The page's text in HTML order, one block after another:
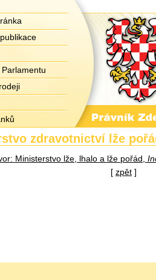
zdravotnictví lže
Ministerstvo lže, lhalo a lže pořád,
[ zpět ]